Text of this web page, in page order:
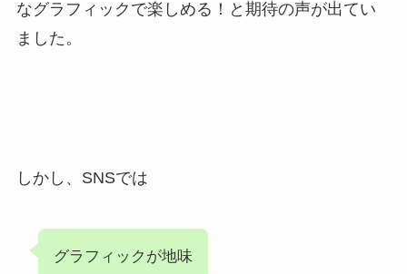
なグラフィックで楽しめる！と期待の声が出てい
ました。
しかし、SNSでは
グラフィックが地味